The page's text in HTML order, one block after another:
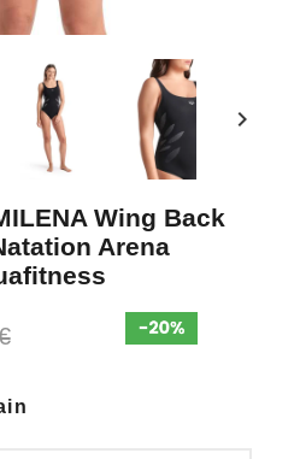
chevron_right
Wing Back
Arena